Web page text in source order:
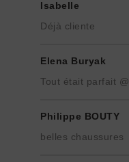
Isabelle
Déjà cliente
Elena Buryak
Tout était parfait @
Philippe BOUTY
belles chaussures